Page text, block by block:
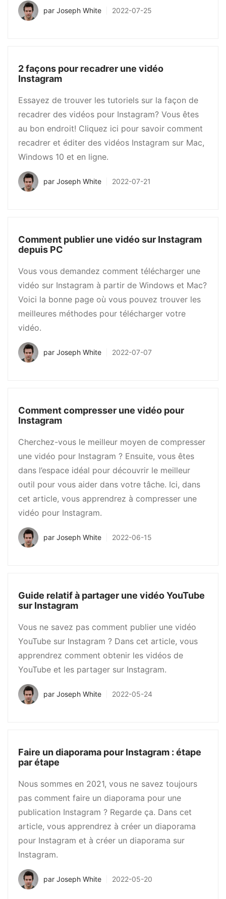
par Joseph White 2022-07-25
2 façons pour recadrer une vidéo
Instagram
Essayez de trouver les tutoriels sur la façon de
recadrer des vidéos pour Instagram? Vous êtes
au bon endroit! Cliquez ici pour savoir comment
recadrer et éditer des vidéos Instagram sur Mac,
Windows 10 et en ligne.
par Joseph White 2022-07-21
Comment publier une vidéo sur Instagram
depuis PC
Vous vous demandez comment télécharger une
vidéo sur Instagram à partir de Windows et Mac?
Voici la bonne page où vous pouvez trouver les
meilleures méthodes pour télécharger votre
vidéo.
par Joseph White 2022-07-07
Comment compresser une vidéo pour
Instagram
Cherchez-vous le meilleur moyen de compresser
une vidéo pour Instagram ? Ensuite, vous êtes
dans l’espace idéal pour découvrir le meilleur
outil pour vous aider dans votre tâche. Ici, dans
cet article, vous apprendrez à compresser une
vidéo pour Instagram.
par Joseph White 2022-06-15
Guide relatif à partager une vidéo YouTube
sur Instagram
Vous ne savez pas comment publier une vidéo
YouTube sur Instagram ? Dans cet article, vous
apprendrez comment obtenir les vidéos de
YouTube et les partager sur Instagram.
par Joseph White 2022-05-24
Faire un diaporama pour Instagram : étape
par étape
Nous sommes en 2021, vous ne savez toujours
pas comment faire un diaporama pour une
publication Instagram ? Regarde ça. Dans cet
article, vous apprendrez à créer un diaporama
pour Instagram et à créer un diaporama sur
Instagram.
par Joseph White 2022-05-20